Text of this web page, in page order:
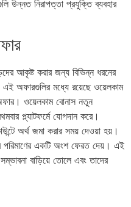
উন্নত নিরাপত্তা প্রযুক্তি ব্যবহার
আকৃষ্ট করার জন্য বিভিন্ন ধরনের
অফারগুলির মধ্যে রয়েছে ওয়েলকাম
ওয়েলকাম বোনাস নতুন
প্ল্যাটফর্মে যোগদান করে।
অর্থ জমা করার সময় দেওয়া হয়।
পরিমাণের একটি অংশ ফেরত দেয়। এই
বাড়িয়ে তোলে এবং তাদের